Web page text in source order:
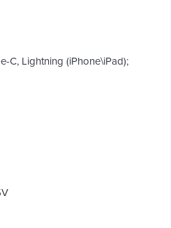
C, Lightning (iPhone\iPad);